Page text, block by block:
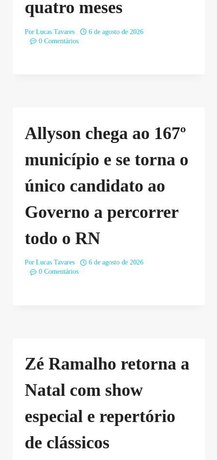
quatro meses
Por Lucas Tavares
6 de agosto de 2026
0 Comentários
Allyson chega ao 167º
município e se torna o
único candidato ao
Governo a percorrer
todo o RN
Por Lucas Tavares
6 de agosto de 2026
0 Comentários
Zé Ramalho retorna a
Natal com show
especial e repertório
de clássicos